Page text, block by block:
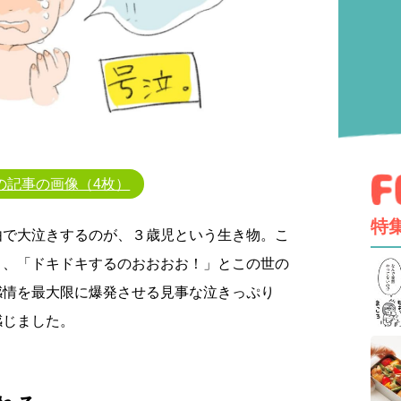
記事の画像（4枚）
大泣きするのが、３歳児という生き物。こ
「ドキドキするのおおおお！」とこの世の
を最大限に爆発させる見事な泣きっぷり
ました。
特